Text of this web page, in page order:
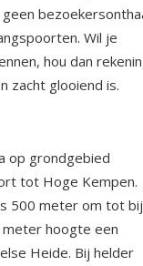
Wil je
hou dan
zacht glooiend is.
op grondgebied
tot Hoge Kempen.
500 meter om tot bij
hoogte een
Heide. Bij helder